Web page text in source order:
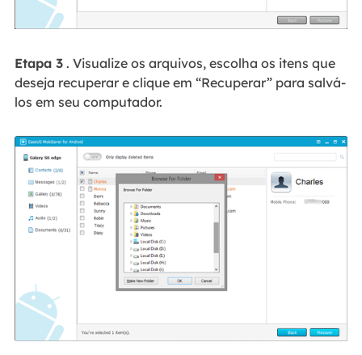
Etapa 3. Visualize os arquivos, escolha os itens que
deseja recuperar e clique em “Recuperar” para salvá-
los em seu computador.